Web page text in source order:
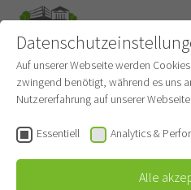
Station 17 –
Spezialstation
Auf unserer Webseite werden
zwingend benötigt, während es uns
Nutzererfahrung auf unserer
Essentiell Analytics &
Alle